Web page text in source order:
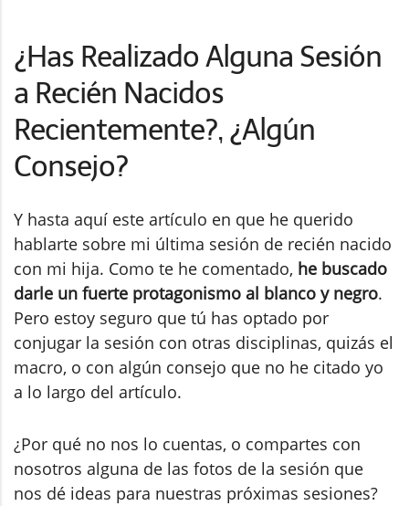
¿Has Realizado Alguna Sesión
a Recién Nacidos
Recientemente?, ¿Algún
Consejo?
Y hasta aquí este artículo en que he querido
hablarte sobre mi última sesión de recién nacido
con mi hija. Como te he comentado, he buscado
darle un fuerte protagonismo al blanco y negro.
Pero estoy seguro que tú has optado por
conjugar la sesión con otras disciplinas, quizás el
macro, o con algún consejo que no he citado yo
a lo largo del artículo.
¿Por qué no nos lo cuentas, o compartes con
nosotros alguna de las fotos de la sesión que
nos dé ideas para nuestras próximas sesiones?